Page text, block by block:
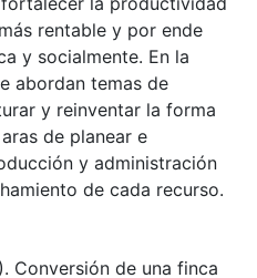
rentable y por ende
y socialmente. En la
abordan temas de
y reinventar la forma
de planear e
y administración
de cada recurso.
Conversión de una finca